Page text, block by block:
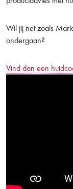
Wil jij net zoals
ondergaan?
Vind dan een